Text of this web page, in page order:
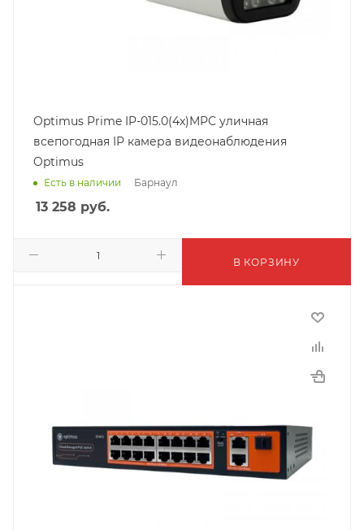
Optimus Prime IP-015.0(4x)MPC уличная
всепогодная IP камера видеонаблюдения
Optimus
Есть в наличии Барнаул
13 258 руб.
В КОРЗИНУ